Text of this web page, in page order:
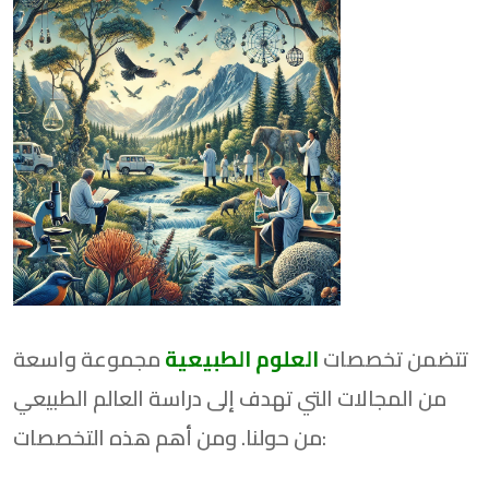
تتضمن تخصصاتالعلوم الطبيعيةمجموعة واسعة
من المجالات التي تهدف إلى دراسة العالم الطبيعي
من حولنا. ومن أهم هذه التخصصات: